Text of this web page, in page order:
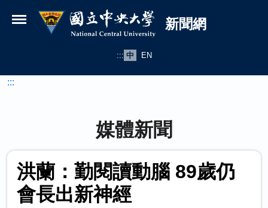
國立中央大學新聞網
新聞網
::: 中 EN
:::
媒體新聞
洪蘭：勤閱讀動腦 89歲仍
會長出新神經